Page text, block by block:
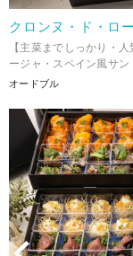
クロンヌ・ド・ロ
【主菜までしっかり・
ージャ・スペイン風サ
オードブル
Previous